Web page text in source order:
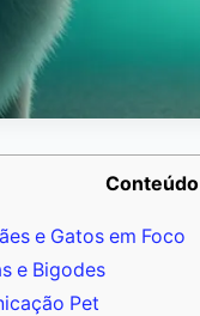
Conteúdo
e Gatos em Foco
e Bigodes
Pet